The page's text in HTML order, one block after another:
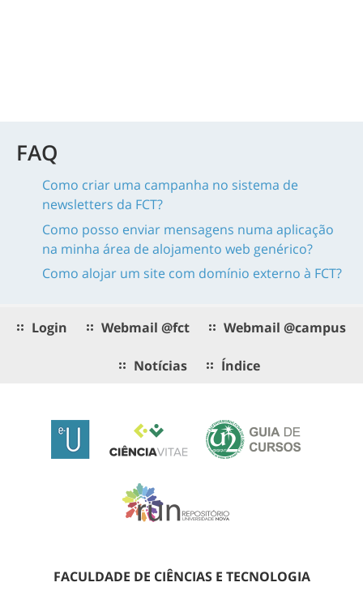
FAQ
Como criar uma campanha no sistema de
newsletters da FCT?
Como posso enviar mensagens numa aplicação
na minha área de alojamento web genérico?
Como alojar um site com domínio externo à FCT?
Login Webmail @fct Webmail @campus
Notícias Índice
FACULDADE DE CIÊNCIAS E TECNOLOGIA